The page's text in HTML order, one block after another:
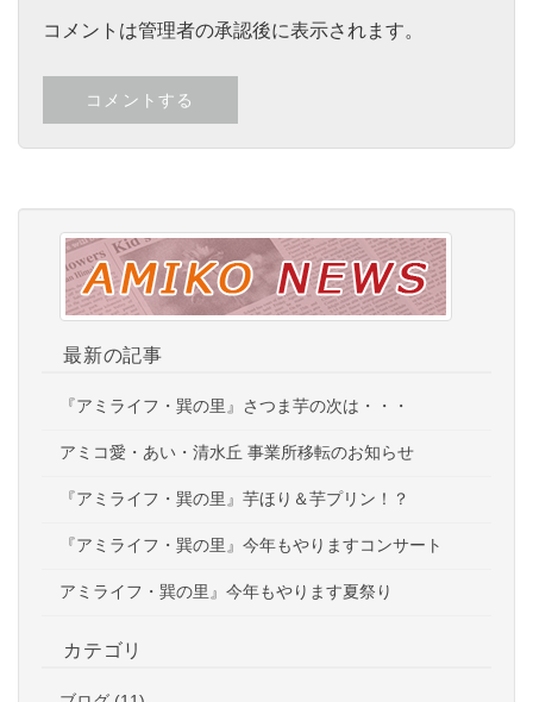
コメントは管理者の承認後に表示されます。
最新の記事
『アミライフ・巽の里』さつま芋の次は・・・
アミコ愛・あい・清水丘 事業所移転のお知らせ
『アミライフ・巽の里』芋ほり＆芋プリン！？
『アミライフ・巽の里』今年もやりますコンサート
アミライフ・巽の里』今年もやります夏祭り
カテゴリ